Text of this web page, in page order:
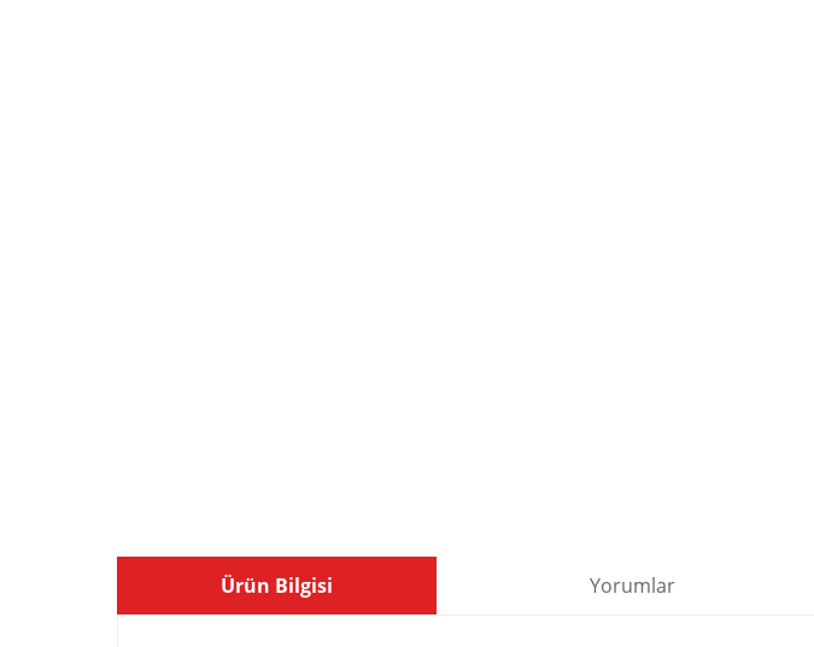
Ürün Bilgisi Yorumlar